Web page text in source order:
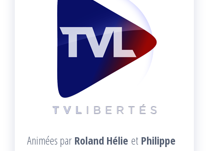
Animées par Roland Hélie et Philippe